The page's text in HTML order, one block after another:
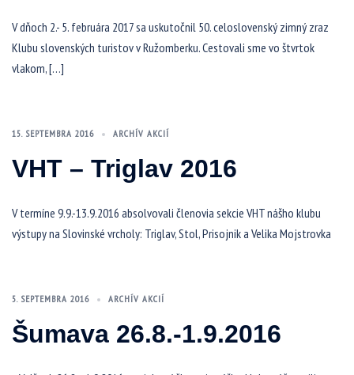
V dňoch 2.- 5. februára 2017 sa uskutočnil 50. celoslovenský zimný zraz
Klubu slovenských turistov v Ružomberku. Cestovali sme vo štvrtok
vlakom, […]
15. SEPTEMBRA 2016 ARCHÍV AKCIÍ
VHT – Triglav 2016
V termíne 9.9.-13.9.2016 absolvovali členovia sekcie VHT nášho klubu
výstupy na Slovinské vrcholy: Triglav, Stol, Prisojnik a Velika Mojstrovka
5. SEPTEMBRA 2016 ARCHÍV AKCIÍ
Šumava 26.8.-1.9.2016